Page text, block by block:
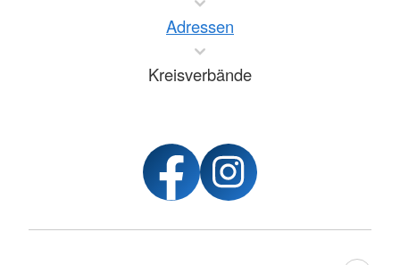
Adressen
Kreisverbände